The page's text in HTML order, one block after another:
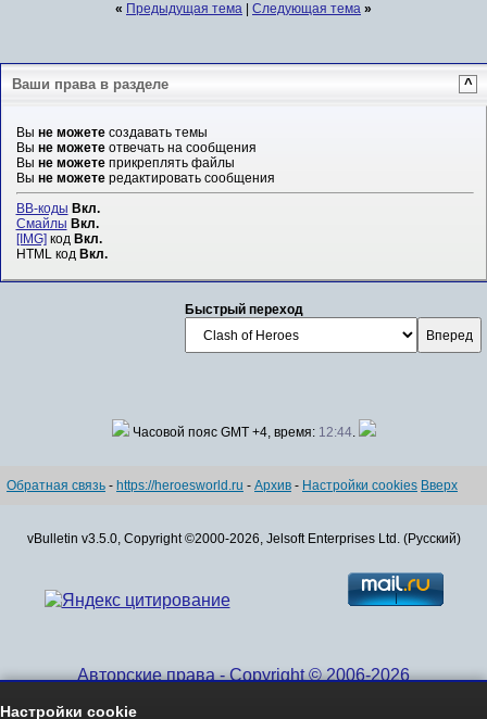
« Предыдущая тема Следующая тема »
Ваши права в разделе ^
Вы не можетесоздавать темы
Вы не можетеотвечать на сообщения
Вы не можетеприкреплять файлы
Вы не можетередактировать сообщения
BB-коды Вкл.
Смайлы Вкл.
[IMG]код Вкл.
HTML код Вкл.
Быстрый переход
Часовой пояс GMT +4, время: 12:44.
Обратная связь - https://heroesworld.ru - Архив - Настройки cookies Вверх
vBulletin v3.5.0, Copyright ©2000-2026, Jelsoft Enterprises Ltd. (Русский)
Авторские права - Copyright © 2006-2026
Настройки cookie